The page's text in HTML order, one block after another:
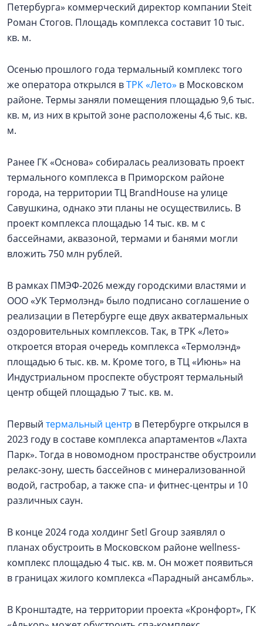
Петербурга» коммерческий директор компании Steit
Роман Стогов. Площадь комплекса составит 10 тыс.
кв. м.
Осенью прошлого года термальный комплекс того
же оператора открылся вТРК «Лето» в Московском
районе. Термы заняли помещения площадью 9,6 тыс.
кв. м, из них в крытой зоне расположены 4,6 тыс. кв.
м.
Ранее ГК «Основа» собиралась реализовать проект
термального комплекса в Приморском районе
города, на территории ТЦ BrandHouse на улице
Савушкина, однако эти планы не осуществились. В
проект комплекса площадью 14 тыс. кв. м с
бассейнами, аквазоной, термами и банями могли
вложить 750 млн рублей.
В рамках ПМЭФ-2026 между городскими властями и
ООО «УК Термолэнд» было подписано соглашение о
реализации в Петербурге еще двух акватермальных
оздоровительных комплексов. Так, в ТРК «Лето»
откроется вторая очередь комплекса «Термолэнд»
площадью 6 тыс. кв. м. Кроме того, в ТЦ «Июнь» на
Индустриальном проспекте обустроят термальный
центр общей площадью 7 тыс. кв. м.
Первый термальный центр в Петербурге открылся в
2023 году в составе комплекса апартаментов «Лахта
Парк». Тогда в новомодном пространстве обустроили
релакс-зону, шесть бассейнов с минерализованной
водой, гастробар, а также спа- и фитнес-центры и 10
различных саун.
В конце 2024 года холдинг Setl Group заявлял о
планах обустроить в Московском районе wellness-
комплекс площадью 4 тыс. кв. м. Он может появиться
в границах жилого комплекса «Парадный ансамбль».
В Кронштадте, на территории проекта «Кронфорт», ГК